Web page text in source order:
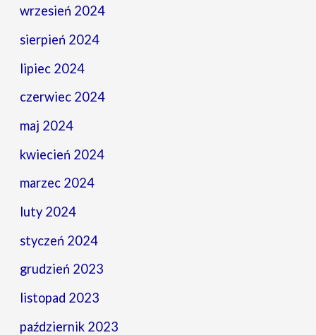
wrzesień 2024
sierpień 2024
lipiec 2024
czerwiec 2024
maj 2024
kwiecień 2024
marzec 2024
luty 2024
styczeń 2024
grudzień 2023
listopad 2023
październik 2023